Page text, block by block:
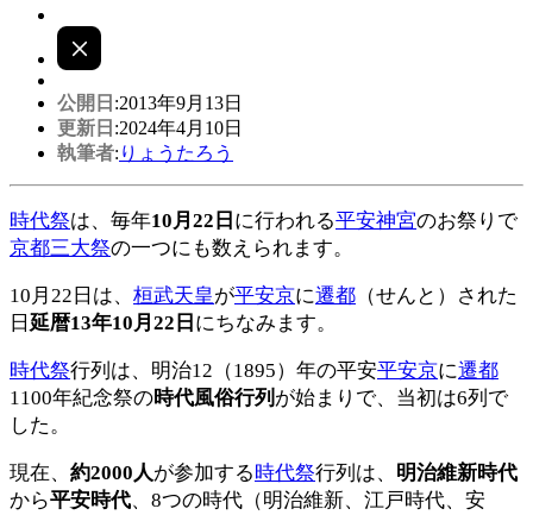
公開日 :2013年9月13日
更新日 :2024年4月10日
執筆者: りょうたろう
時代祭は、毎年10月22日 に行われる平安神宮のお祭りで
京都三大祭の一つにも数えられます。
10月22日は、 桓武天皇が平安京に遷都 （せんと）された
日 延暦13年10月22日 にちなみます。
時代祭行列は、明治12（1895）年の平安平安京に遷都
1100年紀念祭の時代風俗行列 が始まりで、当初は6列で
した。
現在、 約2000人が参加する時代祭行列は、 明治維新時代
から平安時代、8つの時代（明治維新、江戸時代、安